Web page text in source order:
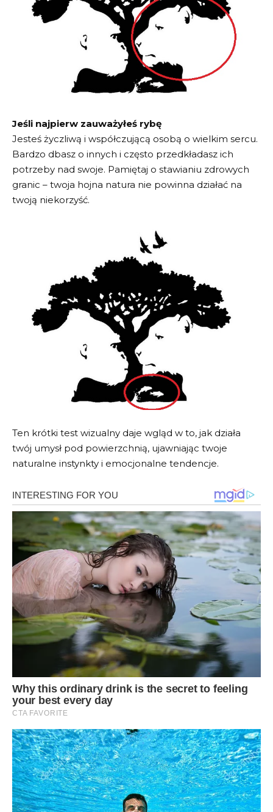
Jeśli najpierw zauważyłeś rybę
Jesteś życzliwą i współczującą osobą o wielkim sercu.
Bardzo dbasz o innych i często przedkładasz ich
potrzeby nad swoje. Pamiętaj o stawianiu zdrowych
granic – twoja hojna natura nie powinna działać na
twoją niekorzyść.
Ten krótki test wizualny daje wgląd w to, jak działa
twój umysł pod powierzchnią, ujawniając twoje
naturalne instynkty i emocjonalne tendencje.